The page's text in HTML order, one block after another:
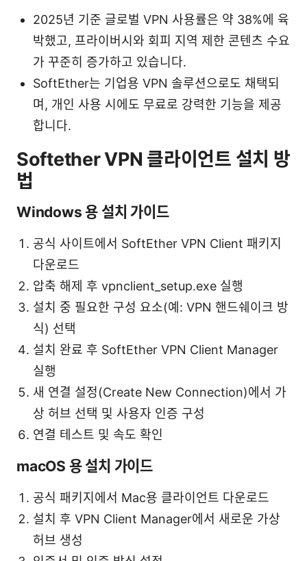
2025년 기준 글로벌 VPN 사용률은 약 38%에 육
박했고, 프라이버시와 회피 지역 제한 콘텐츠 수요
가 꾸준히 증가하고 있습니다.
SoftEther는 기업용 VPN 솔루션으로도 채택되
며, 개인 사용 시에도 무료로 강력한 기능을 제공
합니다.
Softether VPN 클라이언트 설치 방
법
Windows 용 설치 가이드
공식 사이트에서 SoftEther VPN Client 패키지
다운로드
압축 해제 후 vpnclient_setup.exe 실행
설치 중 필요한 구성 요소(예: VPN 핸드쉐이크 방
식) 선택
설치 완료 후 SoftEther VPN Client Manager
실행
새 연결 설정(Create New Connection)에서 가
상 허브 선택 및 사용자 인증 구성
연결 테스트 및 속도 확인
macOS 용 설치 가이드
공식 패키지에서 Mac용 클라이언트 다운로드
설치 후 VPN Client Manager에서 새로운 가상
허브 생성